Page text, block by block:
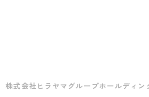
株式会社ヒラヤマグループホールディン